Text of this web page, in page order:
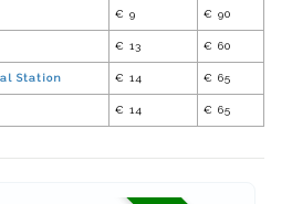
€ 9 € 90
€ 13 € 60
Station € 14 € 65
€ 14 € 65